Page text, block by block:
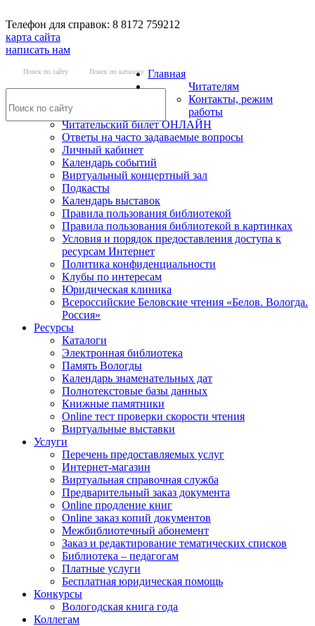
Телефон для справок: 8 8172 759212
карта сайта
написать нам
Поиск по сайту Поиск по каталогу Главная
Читателям
Контакты, режим
работы
Читательский билет ОНЛАЙН
Ответы на часто задаваемые вопросы
Личный кабинет
Календарь событий
Виртуальный концертный зал
Подкасты
Календарь выставок
Правила пользования библиотекой
Правила пользования библиотекой в картинках
Условия и порядок предоставления доступа к
ресурсам Интернет
Политика конфиденциальности
Клубы по интересам
Юридическая клиника
Всероссийские Беловские чтения «Белов. Вологда.
Россия»
Ресурсы
Каталоги
Электронная библиотека
Память Вологды
Календарь знаменательных дат
Полнотекстовые базы данных
Книжные памятники
Online тест проверки скорости чтения
Виртуальные выставки
Услуги
Перечень предоставляемых услуг
Интернет-магазин
Виртуальная справочная служба
Предварительный заказ документа
Online продление книг
Online заказ копий документов
Межбиблиотечный абонемент
Заказ и редактирование тематических списков
Библиотека – педагогам
Платные услуги
Бесплатная юридическая помощь
Конкурсы
Вологодская книга года
Коллегам